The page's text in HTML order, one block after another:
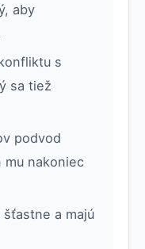
aby
s
sa tiež
podvod
mu nakoniec
a majú